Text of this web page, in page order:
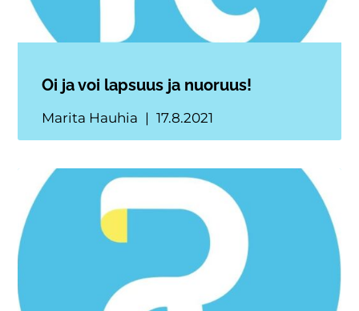
Oi ja voi lapsuus ja nuoruus!
Marita Hauhia 17.8.2021